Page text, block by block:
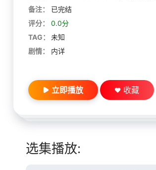
备注：
已完结
评分：
0.0分
TAG：
未知
剧情：
内详
立即播放 收藏
选集播放: